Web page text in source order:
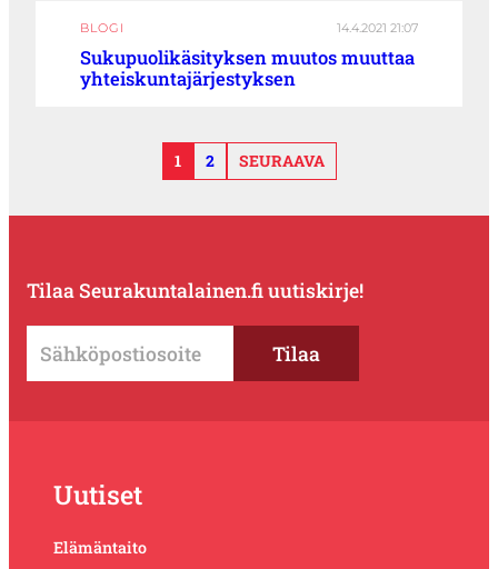
BLOGI 14.4.2021 21:07
Sukupuolikäsityksen muutos muuttaa
yhteiskuntajärjestyksen
1 2 SEURAAVA
Tilaa Seurakuntalainen.fi uutiskirje!
Uutiset
Elämäntaito